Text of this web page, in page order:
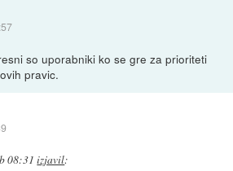
so uporabniki ko se gre za prioriteti
pravic.
08:31 izjavil: